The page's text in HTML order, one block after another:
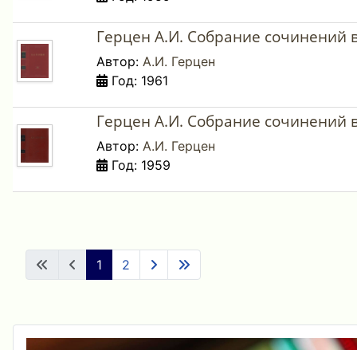
Герцен А.И. Собрание сочинений
Автор: А.И. Герцен
Год: 1961
Герцен А.И. Собрание сочинений
Автор: А.И. Герцен
Год: 1959
1 2